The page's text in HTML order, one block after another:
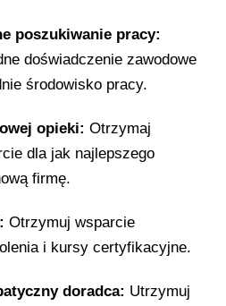
poszukiwanie pracy:
doświadczenie zawodowe
środowisko pracy.
opieki: Otrzymaj
dla jak najlepszego
firmę.
Otrzymuj wsparcie
i kursy certyfikacyjne.
doradca: Utrzymuj